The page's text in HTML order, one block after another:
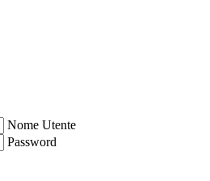
Nome Utente
Password